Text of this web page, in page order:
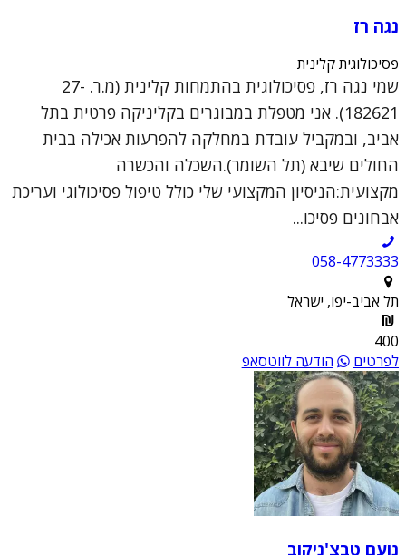
נגה רז
פסיכולוגית קלינית
שמי נגה רז, פסיכולוגית בהתמחות קלינית (מ.ר. 27-
182621). אני מטפלת במבוגרים בקליניקה פרטית בתל
אביב, ובמקביל עובדת במחלקה להפרעות אכילה בבית
החולים שיבא (תל השומר).השכלה והכשרה
מקצועית:הניסיון המקצועי שלי כולל טיפול פסיכולוגי ועריכת
אבחונים פסיכו...
058-4773333
תל אביב-יפו, ישראל
400
לפרטים
הודעה לווטסאפ
נועם טבצ'ניקוב